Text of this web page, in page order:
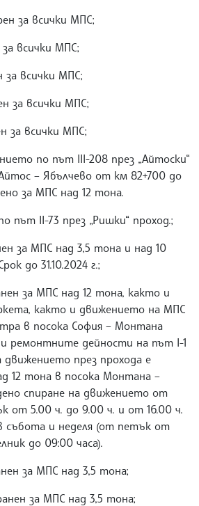
за всички МПС;
всички МПС;
за всички МПС;
за всички МПС;
за всички МПС;
по път III-208 през „Айтоски“
– Ябълчево от км 82+700 до
за МПС над 12 тона.
път II-73 през „Ришки“ проход.;
за МПС над 3,5 тона и над 10
до 31.10.2024 г.;
за МПС над 12 тона, както и
както и движението на МПС
в посока София – Монтана
ремонтните дейности на път I-1
движението през прохода е
12 тона в посока Монтана –
спиране на движението от
от 5.00 ч. до 9.00 ч. и от 16.00 ч.
събота и неделя (от петък от
до 09:00 часа).
за МПС над 3,5 тона;
за МПС над 3,5 тона;